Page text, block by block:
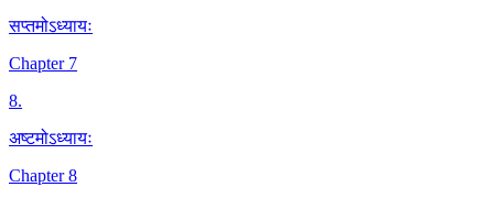
सप्तमोऽध्यायः
Chapter 7
8.
अष्टमोऽध्यायः
Chapter 8